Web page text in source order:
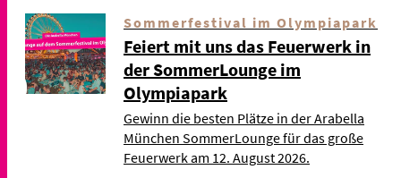
Sommerfestival im Olympiapark
Feiert mit uns das Feuerwerk in
der SommerLounge im
Olympiapark
Gewinn die besten Plätze in der Arabella
München SommerLounge für das große
Feuerwerk am 12. August 2026.